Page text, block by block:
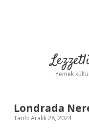
Yemek
Londrada
Tarih: Aralık 28, 2024